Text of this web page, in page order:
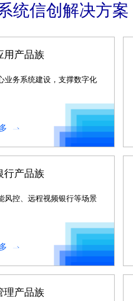
统信创解决方案
用产品族
业务系统建设，支撑数字化
行产品族
风控、远程视频银行等场景
理产品族